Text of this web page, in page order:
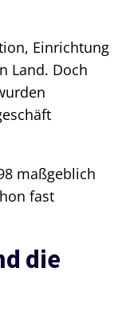
Einrichtung
Land. Doch
maßgeblich
fast
die